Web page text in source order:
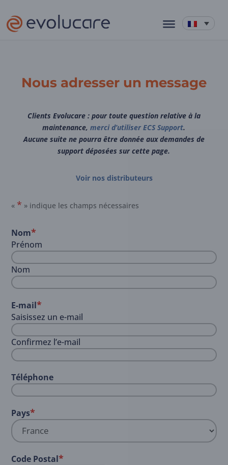
Nous adresser un message
Clients Evolucare :pour toute question relative à la
maintenance,merci d’utiliser ECS Support.
Aucune suite ne pourra être donnée aux demandes de
support déposées sur cette page.
Voir nos distributeurs
« * » indique les champs nécessaires
Nom*
Prénom
Nom
E-mail*
Saisissez un e-mail
Confirmez l’e-mail
Téléphone
Pays*
Code Postal*